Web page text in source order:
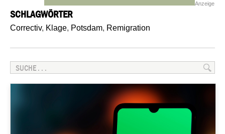
Anzeige
SCHLAGWÖRTER
Correctiv, Klage, Potsdam, Remigration